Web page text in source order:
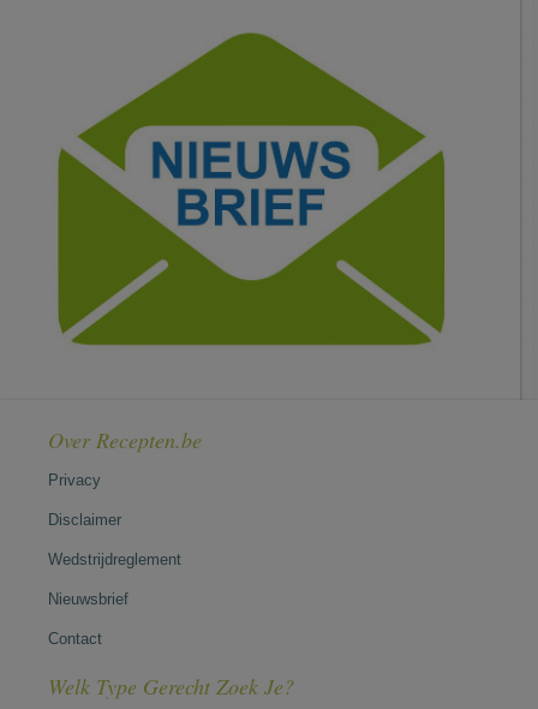
Over Recepten.be
Privacy
Disclaimer
Wedstrijdreglement
Nieuwsbrief
Contact
Welk Type Gerecht Zoek Je?